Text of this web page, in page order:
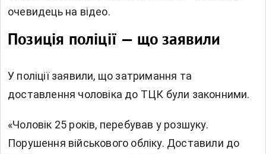
очевидець на відео.
Позиція поліції — що заявили
У поліції заявили, що затримання та
доставлення чоловіка до ТЦК були законними.
«Чоловік 25 років, перебував у розшуку.
Порушення військового обліку. Доставили до